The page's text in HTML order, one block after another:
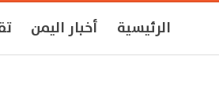
الرئيسية أخبار اليمن